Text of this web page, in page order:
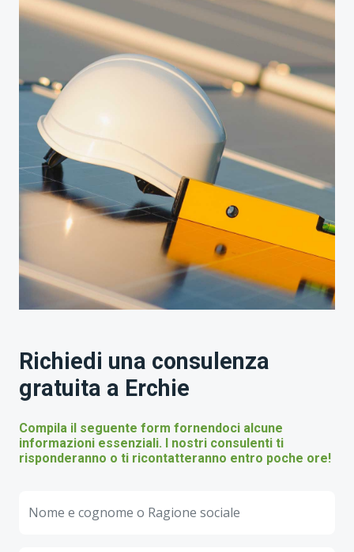
Richiedi una consulenza
gratuita a Erchie
Compila il seguente form fornendoci alcune
informazioni essenziali. I nostri consulenti ti
risponderanno o ti ricontatteranno entro poche ore!